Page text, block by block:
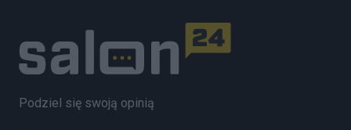
Podziel się swoją opinią